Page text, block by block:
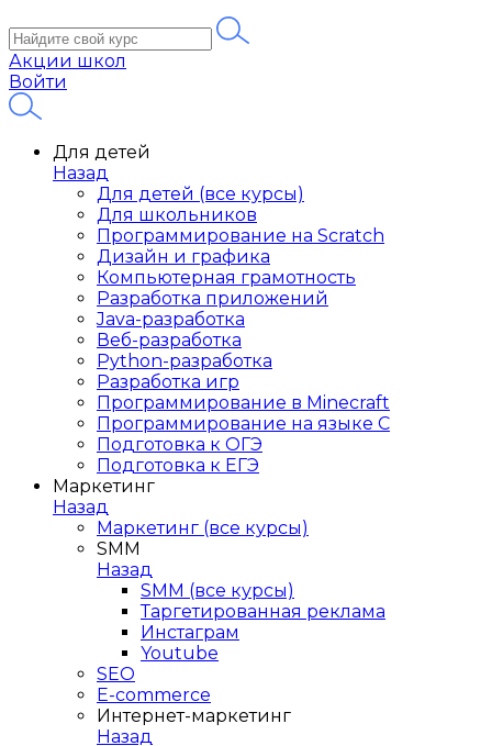
Акции школ
Войти
Для детей
Назад
Для детей (все курсы)
Для школьников
Программирование на Scratch
Дизайн и графика
Компьютерная грамотность
Разработка приложений
Java-разработка
Веб-разработка
Python-разработка
Разработка игр
Программирование в Minecraft
Программирование на языке C
Подготовка к ОГЭ
Подготовка к ЕГЭ
Маркетинг
Назад
Маркетинг (все курсы)
SMM
Назад
SMM (все курсы)
Таргетированная реклама
Инстаграм
Youtube
SEO
E-сommerce
Интернет-маркетинг
Назад